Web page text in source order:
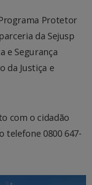
Protetor
da Sejusp
e Segurança
da Justiça e
com o cidadão
telefone 0800 647-